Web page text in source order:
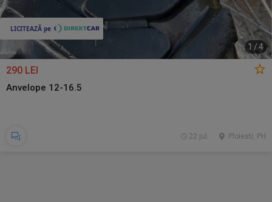
1 /4
290 LEI
Anvelope 12-16.5
Ploiesti, PH
22 jul.